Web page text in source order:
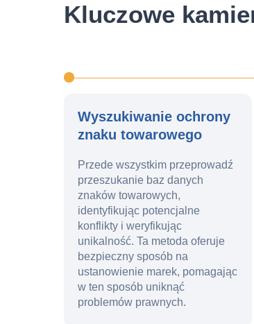
Kluczowe
Wyszukiwanie ochrony
znaku towarowego
Przede wszystkim przeprowadź
przeszukanie baz danych
znaków towarowych,
identyfikując potencjalne
konflikty i weryfikując
unikalność. Ta metoda oferuje
bezpieczny sposób na
ustanowienie marek, pomagając
w ten sposób uniknąć
problemów prawnych.